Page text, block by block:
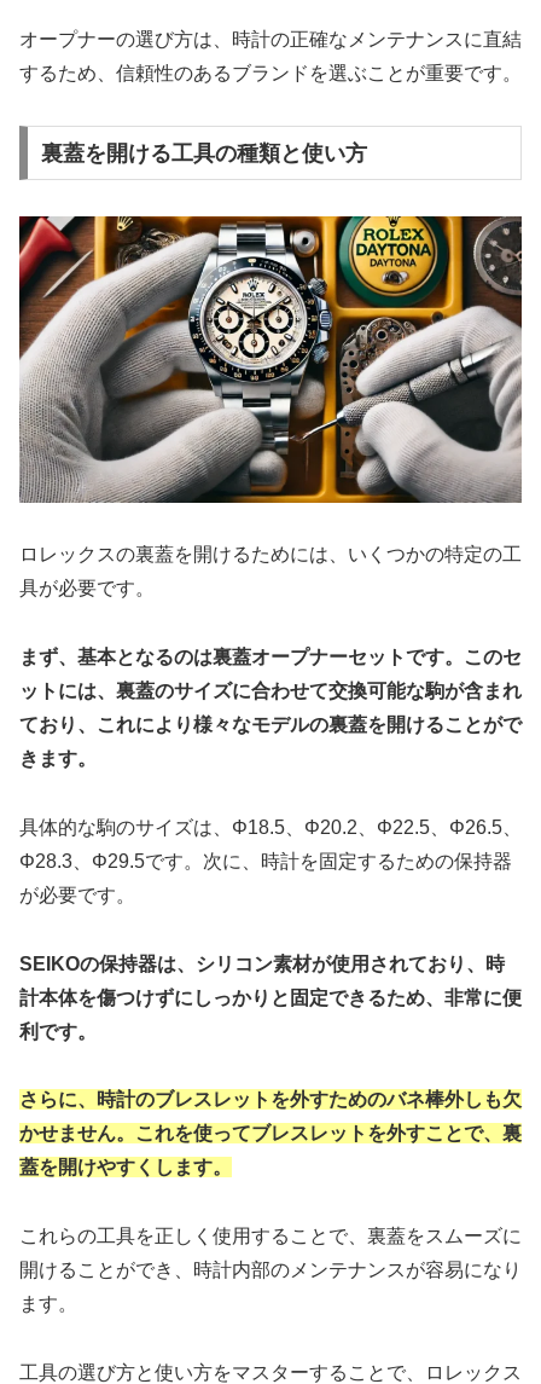
オープナーの選び方は、時計の正確なメンテナンスに直結
するため、信頼性のあるブランドを選ぶことが重要です。
裏蓋を開ける工具の種類と使い方
ロレックスの裏蓋を開けるためには、いくつかの特定の工
具が必要です。
まず、基本となるのは裏蓋オープナーセットです。このセ
ットには、裏蓋のサイズに合わせて交換可能な駒が含まれ
ており、これにより様々なモデルの裏蓋を開けることがで
きます。
具体的な駒のサイズは、Φ18.5、Φ20.2、Φ22.5、Φ26.5、
Φ28.3、Φ29.5です。次に、時計を固定するための保持器
が必要です。
SEIKOの保持器は、シリコン素材が使用されており、時
計本体を傷つけずにしっかりと固定できるため、非常に便
利です。
さらに、時計のブレスレットを外すためのバネ棒外しも欠
かせません。これを使ってブレスレットを外すことで、裏
蓋を開けやすくします。
これらの工具を正しく使用することで、裏蓋をスムーズに
開けることができ、時計内部のメンテナンスが容易になり
ます。
工具の選び方と使い方をマスターすることで、ロレックス